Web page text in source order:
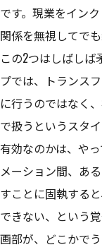
です。現業をイン
関係を無視してで
この2つはしばしば
プでは、トランス
に行うのではなく
で扱うというスタ
有効なのかは、や
メーション間、あ
すことに固執する
できない、という
画部が、どこかで